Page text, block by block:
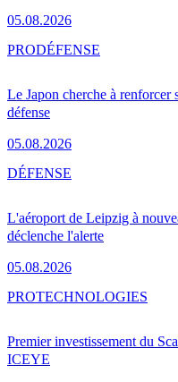
05.08.2026
Le Japon cherche à renforcer
défense
05.08.2026
PRODÉFENSE
L'aéroport de Leipzig à
déclenche l'alerte
05.08.2026
DÉFENSE
Premier investissement du
ICEYE
PROTECHNOLOGIES